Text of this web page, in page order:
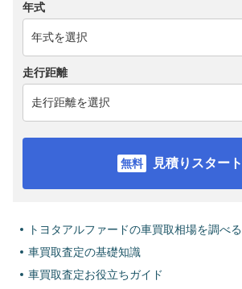
年式
走行距離
見積りスタート
トヨタアルファードの車買取相場を調べる
車買取査定の基礎知識
車買取査定お役立ちガイド